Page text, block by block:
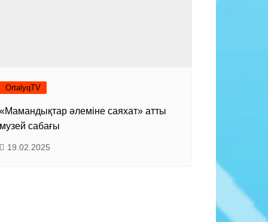
OrtalyqTV
әлеміне саяхат» атты
сабағы
19.02.2025